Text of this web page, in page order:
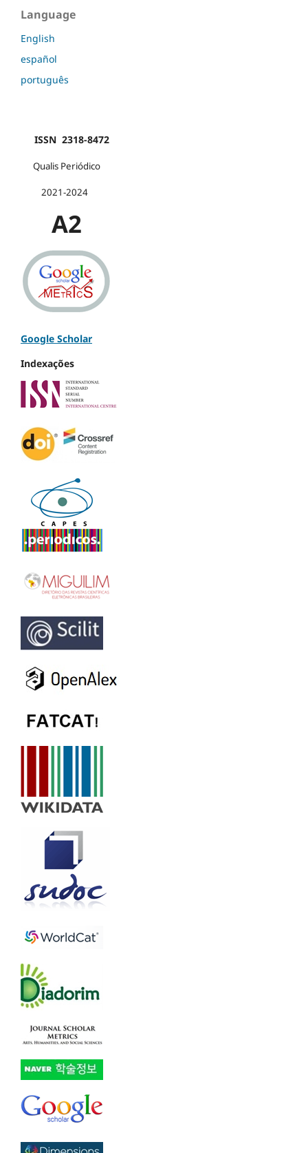
Language
English
español
português
ISSN 2318-8472
Qualis Periódico
2021-2024
A2
Google Scholar
Indexações